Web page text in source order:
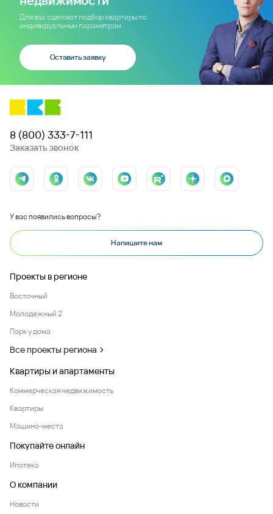
Для вас сделают подбор квартиры по
индивидуальным параметрам
Оставить заявку
8 (800) 333-7-111
Заказать звонок
У вас появились вопросы?
Напишите нам
Проекты в регионе
Восточный
Молодежный 2
Парк у дома
Все проекты региона
Квартиры и апартаменты
Коммерческая недвижимость
Квартиры
Машино-места
Покупайте онлайн
Ипотека
О компании
Новости